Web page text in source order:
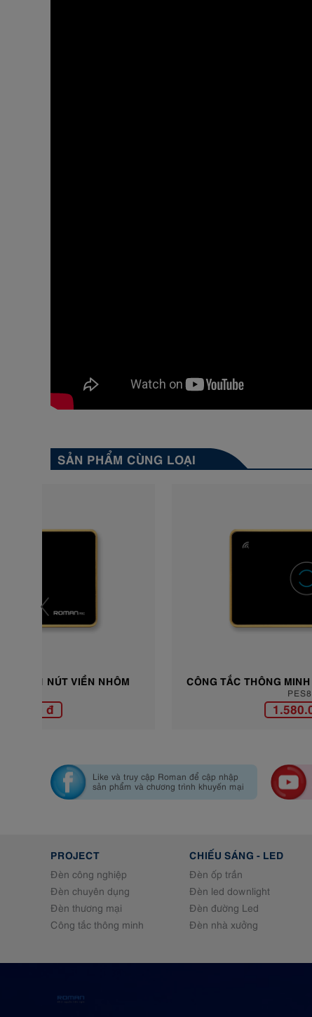
SẢN PHẨM CÙNG LOẠI
CÔNG TẮC THÔNG MINH CÔNG SUẤT CAO VIỀN
Like và truy cập Roman để cập nhập
sản phẩm và chương trình khuyến mại
PROJECT
Đèn công nghiệp
Đèn chuyên dụng
Đèn thương mại
Công tắc thông minh
CHIẾU SÁNG - LED
Đèn ốp trần
Đèn led downlight
Đèn đường Led
Đèn nhà xưởng